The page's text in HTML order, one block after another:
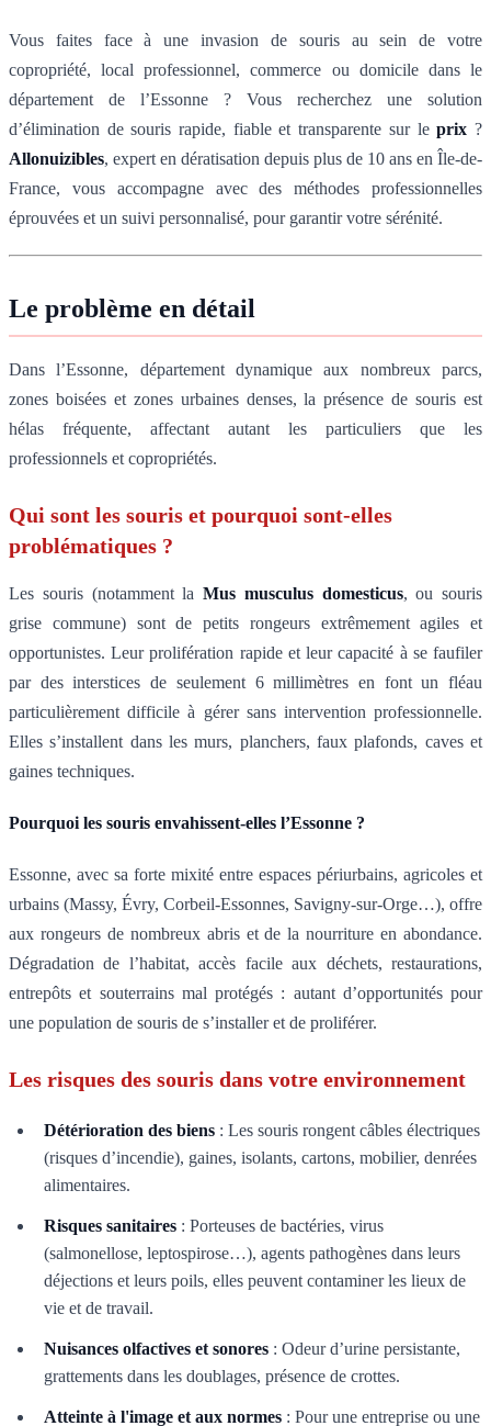
Vous faites face à une invasion de souris au sein de votre
copropriété, local professionnel, commerce ou domicile dans le
département de l’Essonne ? Vous recherchez une solution
d’élimination de souris rapide, fiable et transparente sur leprix ?
Allonuizibles, expert en dératisation depuis plus de 10 ans en Île-de-
France, vous accompagne avec des méthodes professionnelles
éprouvées et un suivi personnalisé, pour garantir votre sérénité.
Le problème en détail
Dans l’Essonne, département dynamique aux nombreux parcs,
zones boisées et zones urbaines denses, la présence de souris est
hélas fréquente, affectant autant les particuliers que les
professionnels et copropriétés.
Qui sont les souris et pourquoi sont-elles
problématiques ?
Les souris (notamment la Mus musculus domesticus, ou souris
grise commune) sont de petits rongeurs extrêmement agiles et
opportunistes. Leur prolifération rapide et leur capacité à se faufiler
par des interstices de seulement 6 millimètres en font un fléau
particulièrement difficile à gérer sans intervention professionnelle.
Elles s’installent dans les murs, planchers, faux plafonds, caves et
gaines techniques.
Pourquoi les souris envahissent-elles l’Essonne ?
Essonne, avec sa forte mixité entre espaces périurbains, agricoles et
urbains (Massy, Évry, Corbeil-Essonnes, Savigny-sur-Orge…), offre
aux rongeurs de nombreux abris et de la nourriture en abondance.
Dégradation de l’habitat, accès facile aux déchets, restaurations,
entrepôts et souterrains mal protégés : autant d’opportunités pour
une population de souris de s’installer et de proliférer.
Les risques des souris dans votre environnement
Détérioration des biens : Les souris rongent câbles électriques
(risques d’incendie), gaines, isolants, cartons, mobilier, denrées
alimentaires.
Risques sanitaires : Porteuses de bactéries, virus
(salmonellose, leptospirose…), agents pathogènes dans leurs
déjections et leurs poils, elles peuvent contaminer les lieux de
vie et de travail.
Nuisances olfactives et sonores : Odeur d’urine persistante,
grattements dans les doublages, présence de crottes.
Atteinte à l'image et aux normes : Pour une entreprise ou une